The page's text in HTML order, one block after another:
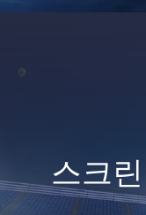
스크